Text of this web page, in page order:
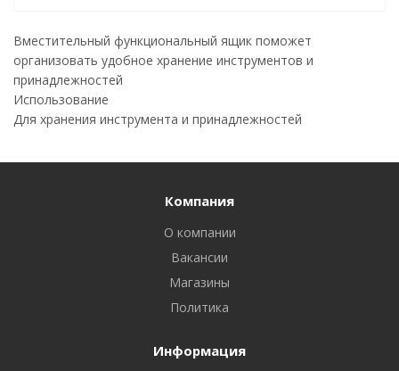
Вместительный функциональный ящик поможет
организовать удобное хранение инструментов и
принадлежностей
Использование
Для хранения инструмента и принадлежностей
Компания
О компании
Вакансии
Магазины
Политика
Информация